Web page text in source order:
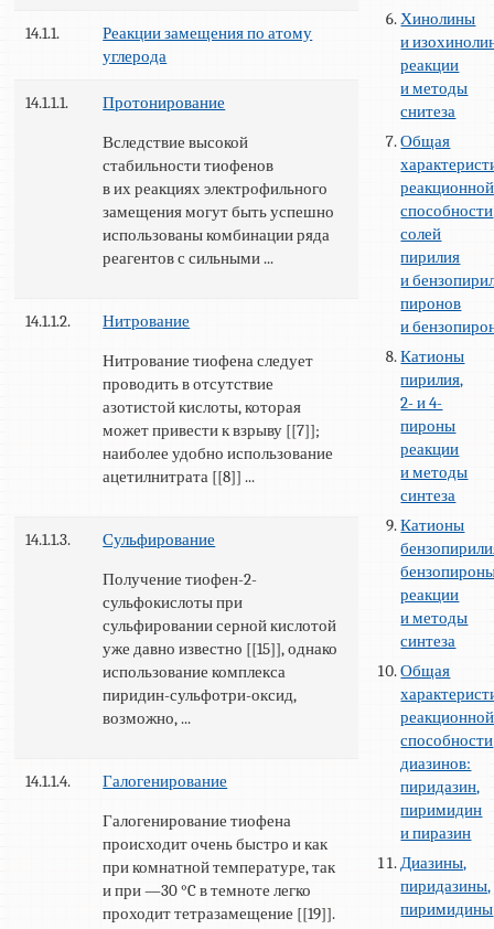
14.1.1.
Реакции замещения по атому
углерода
14.1.1.1.
Протонирование
Вследствие высокой
стабильности тиофенов
в их реакциях электрофильного
замещения могут быть успешно
использованы комбинации ряда
реагентов с сильными ...
14.1.1.2.
Нитрование
Нитрование тиофена следует
проводить в отсутствие
азотистой кислоты, которая
может привести к взрыву [[7]];
наиболее удобно использование
ацетилнитрата [[8]] ...
14.1.1.3.
Сульфирование
Получение тиофен-2-
сульфокислоты при
сульфировании серной кислотой
уже давно известно [[15]], однако
использование комплекса
пиридин-сульфотри-оксид,
возможно, ...
14.1.1.4.
Галогенирование
Галогенирование тиофена
происходит очень быстро и как
при комнатной температуре, так
и при —30 °C в темноте легко
проходит тетразамещение [[19]].
Хинолины
и
реакции
и методы
снитеза
Общая
реакционной
способности
солей
пирилия
и
пиронов
и
Катионы
пирилия,
2- и 4-
пироны
реакции
и методы
синтеза
Катионы
реакции
и методы
синтеза
Общая
реакционной
способности
диазинов:
пиридазин,
пиримидин
и пиразин
Диазины,
пиридазины,
пиримидины